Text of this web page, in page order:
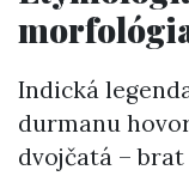
Indická
durmanu
dvojčatá –